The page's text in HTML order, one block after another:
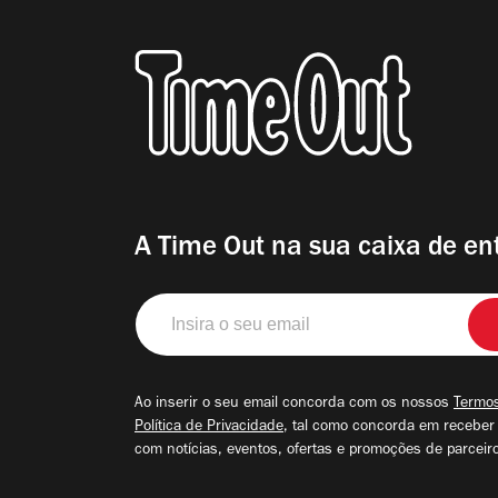
A Time Out na sua caixa de
Insira
o
seu
Ao inserir o seu email concorda com os nossos
Política de Privacidade, tal como concorda em
com notícias, eventos, ofertas e promoções de